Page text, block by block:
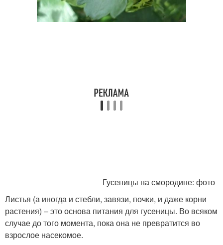
Гусеницы на смородине: фото
Листья (а иногда и стебли, завязи, почки, и даже корни
растения) – это основа питания для гусеницы. Во всяком
случае до того момента, пока она не превратится во
взрослое насекомое.